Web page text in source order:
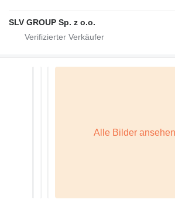
SLV GROUP Sp. z o.o.